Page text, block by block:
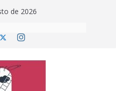
de 2026
de recomendar